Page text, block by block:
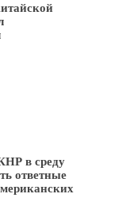
в среду
ответные